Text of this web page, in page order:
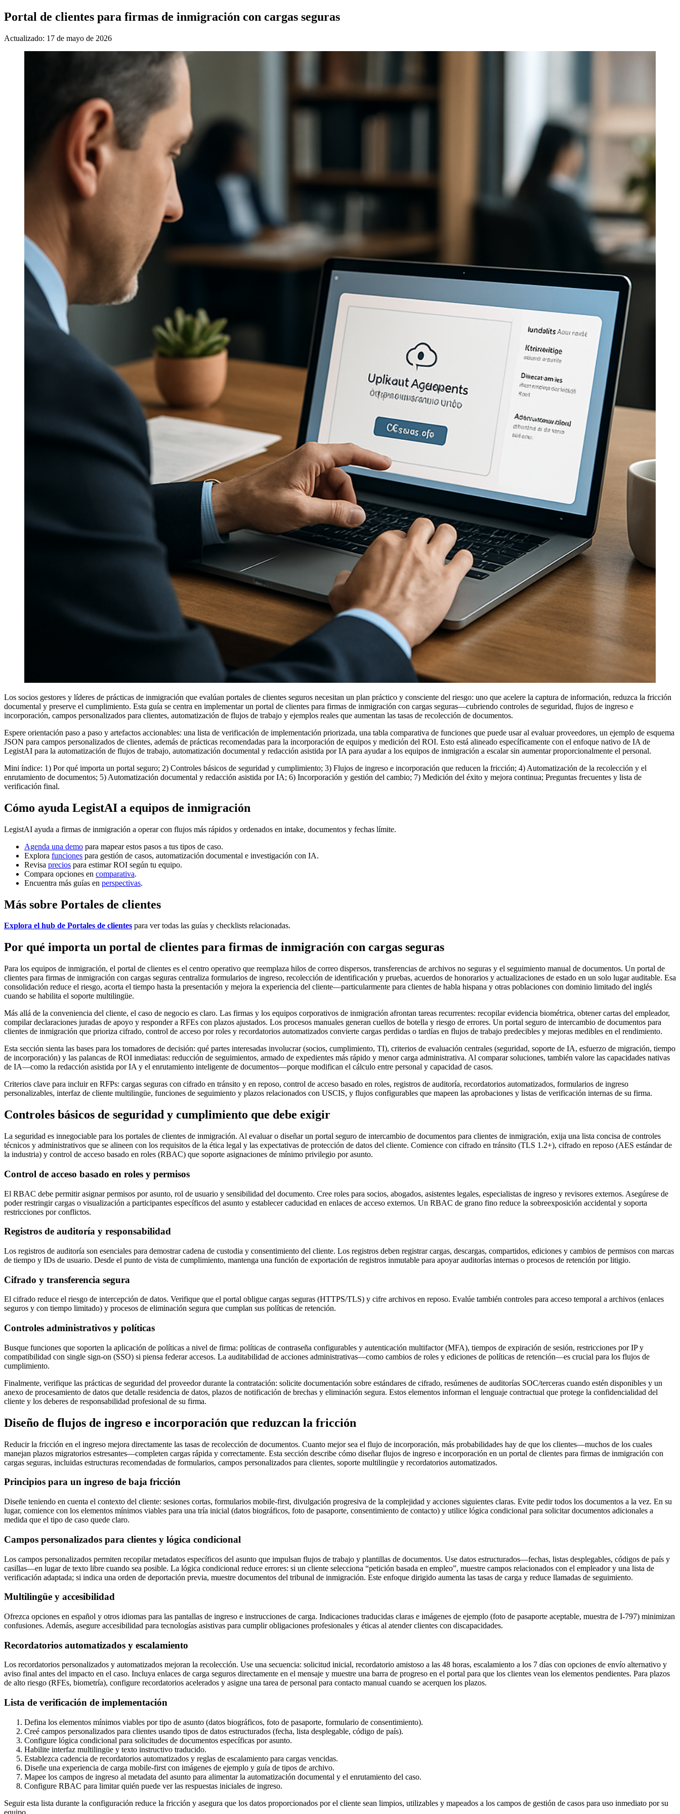
Portal de clientes para firmas de inmigración con cargas seguras
Actualizado: 17 de mayo de 2026
Los socios gestores y líderes de prácticas de inmigración que evalúan portales de clientes seguros necesitan un plan práctico y consciente del riesgo: uno que acelere la captura de información, reduzca la fricción
documental y preserve el cumplimiento. Esta guía se centra en implementar un portal de clientes para firmas de inmigración con cargas seguras—cubriendo controles de seguridad, flujos de ingreso e
incorporación, campos personalizados para clientes, automatización de flujos de trabajo y ejemplos reales que aumentan las tasas de recolección de documentos.
Espere orientación paso a paso y artefactos accionables: una lista de verificación de implementación priorizada, una tabla comparativa de funciones que puede usar al evaluar proveedores, un ejemplo de esquema
JSON para campos personalizados de clientes, además de prácticas recomendadas para la incorporación de equipos y medición del ROI. Esto está alineado específicamente con el enfoque nativo de IA de
LegistAI para la automatización de flujos de trabajo, automatización documental y redacción asistida por IA para ayudar a los equipos de inmigración a escalar sin aumentar proporcionalmente el personal.
Mini índice: 1) Por qué importa un portal seguro; 2) Controles básicos de seguridad y cumplimiento; 3) Flujos de ingreso e incorporación que reducen la fricción; 4) Automatización de la recolección y el
enrutamiento de documentos; 5) Automatización documental y redacción asistida por IA; 6) Incorporación y gestión del cambio; 7) Medición del éxito y mejora continua; Preguntas frecuentes y lista de
verificación final.
Cómo ayuda LegistAI a equipos de inmigración
LegistAI ayuda a firmas de inmigración a operar con flujos más rápidos y ordenados en intake, documentos y fechas límite.
Agenda una demo para mapear estos pasos a tus tipos de caso.
Explora funciones para gestión de casos, automatización documental e investigación con IA.
Revisa precios para estimar ROI según tu equipo.
Compara opciones en comparativa.
Encuentra más guías en perspectivas.
Más sobre Portales de clientes
Explora el hub de Portales de clientes para ver todas las guías y checklists relacionadas.
Por qué importa un portal de clientes para firmas de inmigración con cargas seguras
Para los equipos de inmigración, el portal de clientes es el centro operativo que reemplaza hilos de correo dispersos, transferencias de archivos no seguras y el seguimiento manual de documentos. Un portal de
clientes para firmas de inmigración con cargas seguras centraliza formularios de ingreso, recolección de identificación y pruebas, acuerdos de honorarios y actualizaciones de estado en un solo lugar auditable. Esa
consolidación reduce el riesgo, acorta el tiempo hasta la presentación y mejora la experiencia del cliente—particularmente para clientes de habla hispana y otras poblaciones con dominio limitado del inglés
cuando se habilita el soporte multilingüe.
Más allá de la conveniencia del cliente, el caso de negocio es claro. Las firmas y los equipos corporativos de inmigración afrontan tareas recurrentes: recopilar evidencia biométrica, obtener cartas del empleador,
compilar declaraciones juradas de apoyo y responder a RFEs con plazos ajustados. Los procesos manuales generan cuellos de botella y riesgo de errores. Un portal seguro de intercambio de documentos para
clientes de inmigración que prioriza cifrado, control de acceso por roles y recordatorios automatizados convierte cargas perdidas o tardías en flujos de trabajo predecibles y mejoras medibles en el rendimiento.
Esta sección sienta las bases para los tomadores de decisión: qué partes interesadas involucrar (socios, cumplimiento, TI), criterios de evaluación centrales (seguridad, soporte de IA, esfuerzo de migración, tiempo
de incorporación) y las palancas de ROI inmediatas: reducción de seguimientos, armado de expedientes más rápido y menor carga administrativa. Al comparar soluciones, también valore las capacidades nativas
de IA—como la redacción asistida por IA y el enrutamiento inteligente de documentos—porque modifican el cálculo entre personal y capacidad de casos.
Criterios clave para incluir en RFPs: cargas seguras con cifrado en tránsito y en reposo, control de acceso basado en roles, registros de auditoría, recordatorios automatizados, formularios de ingreso
personalizables, interfaz de cliente multilingüe, funciones de seguimiento y plazos relacionados con USCIS, y flujos configurables que mapeen las aprobaciones y listas de verificación internas de su firma.
Controles básicos de seguridad y cumplimiento que debe exigir
La seguridad es innegociable para los portales de clientes de inmigración. Al evaluar o diseñar un portal seguro de intercambio de documentos para clientes de inmigración, exija una lista concisa de controles
técnicos y administrativos que se alineen con los requisitos de la ética legal y las expectativas de protección de datos del cliente. Comience con cifrado en tránsito (TLS 1.2+), cifrado en reposo (AES estándar de
la industria) y control de acceso basado en roles (RBAC) que soporte asignaciones de mínimo privilegio por asunto.
Control de acceso basado en roles y permisos
El RBAC debe permitir asignar permisos por asunto, rol de usuario y sensibilidad del documento. Cree roles para socios, abogados, asistentes legales, especialistas de ingreso y revisores externos. Asegúrese de
poder restringir cargas o visualización a participantes específicos del asunto y establecer caducidad en enlaces de acceso externos. Un RBAC de grano fino reduce la sobreexposición accidental y soporta
restricciones por conflictos.
Registros de auditoría y responsabilidad
Los registros de auditoría son esenciales para demostrar cadena de custodia y consentimiento del cliente. Los registros deben registrar cargas, descargas, compartidos, ediciones y cambios de permisos con marcas
de tiempo y IDs de usuario. Desde el punto de vista de cumplimiento, mantenga una función de exportación de registros inmutable para apoyar auditorías internas o procesos de retención por litigio.
Cifrado y transferencia segura
El cifrado reduce el riesgo de intercepción de datos. Verifique que el portal obligue cargas seguras (HTTPS/TLS) y cifre archivos en reposo. Evalúe también controles para acceso temporal a archivos (enlaces
seguros y con tiempo limitado) y procesos de eliminación segura que cumplan sus políticas de retención.
Controles administrativos y políticas
Busque funciones que soporten la aplicación de políticas a nivel de firma: políticas de contraseña configurables y autenticación multifactor (MFA), tiempos de expiración de sesión, restricciones por IP y
compatibilidad con single sign-on (SSO) si piensa federar accesos. La auditabilidad de acciones administrativas—como cambios de roles y ediciones de políticas de retención—es crucial para los flujos de
cumplimiento.
Finalmente, verifique las prácticas de seguridad del proveedor durante la contratación: solicite documentación sobre estándares de cifrado, resúmenes de auditorías SOC/terceras cuando estén disponibles y un
anexo de procesamiento de datos que detalle residencia de datos, plazos de notificación de brechas y eliminación segura. Estos elementos informan el lenguaje contractual que protege la confidencialidad del
cliente y los deberes de responsabilidad profesional de su firma.
Diseño de flujos de ingreso e incorporación que reduzcan la fricción
Reducir la fricción en el ingreso mejora directamente las tasas de recolección de documentos. Cuanto mejor sea el flujo de incorporación, más probabilidades hay de que los clientes—muchos de los cuales
manejan plazos migratorios estresantes—completen cargas rápida y correctamente. Esta sección describe cómo diseñar flujos de ingreso e incorporación en un portal de clientes para firmas de inmigración con
cargas seguras, incluidas estructuras recomendadas de formularios, campos personalizados para clientes, soporte multilingüe y recordatorios automatizados.
Principios para un ingreso de baja fricción
Diseñe teniendo en cuenta el contexto del cliente: sesiones cortas, formularios mobile-first, divulgación progresiva de la complejidad y acciones siguientes claras. Evite pedir todos los documentos a la vez. En su
lugar, comience con los elementos mínimos viables para una tría inicial (datos biográficos, foto de pasaporte, consentimiento de contacto) y utilice lógica condicional para solicitar documentos adicionales a
medida que el tipo de caso quede claro.
Campos personalizados para clientes y lógica condicional
Los campos personalizados permiten recopilar metadatos específicos del asunto que impulsan flujos de trabajo y plantillas de documentos. Use datos estructurados—fechas, listas desplegables, códigos de país y
casillas—en lugar de texto libre cuando sea posible. La lógica condicional reduce errores: si un cliente selecciona “petición basada en empleo”, muestre campos relacionados con el empleador y una lista de
verificación adaptada; si indica una orden de deportación previa, muestre documentos del tribunal de inmigración. Este enfoque dirigido aumenta las tasas de carga y reduce llamadas de seguimiento.
Multilingüe y accesibilidad
Ofrezca opciones en español y otros idiomas para las pantallas de ingreso e instrucciones de carga. Indicaciones traducidas claras e imágenes de ejemplo (foto de pasaporte aceptable, muestra de I-797) minimizan
confusiones. Además, asegure accesibilidad para tecnologías asistivas para cumplir obligaciones profesionales y éticas al atender clientes con discapacidades.
Recordatorios automatizados y escalamiento
Los recordatorios personalizados y automatizados mejoran la recolección. Use una secuencia: solicitud inicial, recordatorio amistoso a las 48 horas, escalamiento a los 7 días con opciones de envío alternativo y
aviso final antes del impacto en el caso. Incluya enlaces de carga seguros directamente en el mensaje y muestre una barra de progreso en el portal para que los clientes vean los elementos pendientes. Para plazos
de alto riesgo (RFEs, biometría), configure recordatorios acelerados y asigne una tarea de personal para contacto manual cuando se acerquen los plazos.
Lista de verificación de implementación
Defina los elementos mínimos viables por tipo de asunto (datos biográficos, foto de pasaporte, formulario de consentimiento).
Creé campos personalizados para clientes usando tipos de datos estructurados (fecha, lista desplegable, código de país).
Configure lógica condicional para solicitudes de documentos específicas por asunto.
Habilite interfaz multilingüe y texto instructivo traducido.
Establezca cadencia de recordatorios automatizados y reglas de escalamiento para cargas vencidas.
Diseñe una experiencia de carga mobile-first con imágenes de ejemplo y guía de tipos de archivo.
Mapee los campos de ingreso al metadata del asunto para alimentar la automatización documental y el enrutamiento del caso.
Configure RBAC para limitar quién puede ver las respuestas iniciales de ingreso.
Seguir esta lista durante la configuración reduce la fricción y asegura que los datos proporcionados por el cliente sean limpios, utilizables y mapeados a los campos de gestión de casos para uso inmediato por su
equipo.